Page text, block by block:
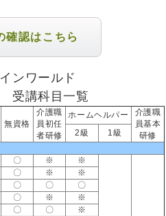
確認はこちら
ンワールド
受講科目一覧
無資格
介護職
員初任
者研修
ホームヘルパー
介護職
員基本
研修
2級
1級
〇 ※ ※
〇 ※
※
〇 〇
〇
〇 ※
※
〇 〇
※